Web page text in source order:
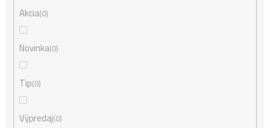
Akcia 0
Novinka 0
Tip 0
Výpredaj 0